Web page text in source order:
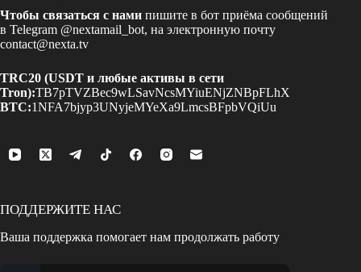
Чтобы связаться с нами пишите в бот приёма сообщений
в Telegram @nextamail_bot, на электронную почту
contact@nexta.tv
TRC20 (USDT и любые активы в сети
Tron):TB7pTVZBec9wLSavNcsMYiuENjZNBpFLhX
BTC:1NFA7bjyp3UNyjeMYeXa9LmcsBFpbVQiUu
ПОДДЕРЖИТЕ НАС
Ваша поддержка помогает нам продолжать работу